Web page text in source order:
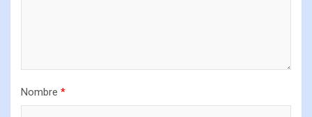
Nombre *